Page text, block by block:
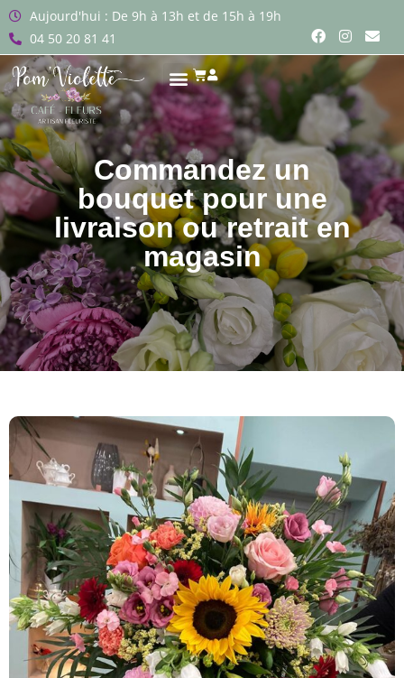
Aujourd'hui : De 9h à 13h et de 15h à 19h
04 50 20 81 41
Commandez un
bouquet pour une
livraison ou retrait en
magasin